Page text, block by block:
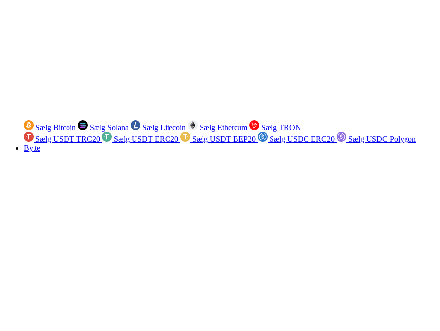
Sælg Bitcoin Sælg Solana Sælg Litecoin Sælg Ethereum
Sælg TRON
Sælg USDT TRC20
Sælg USDT ERC20 Sælg USDT BEP20 Sælg USDC ERC20
Sælg USDC Polygon
Bytte